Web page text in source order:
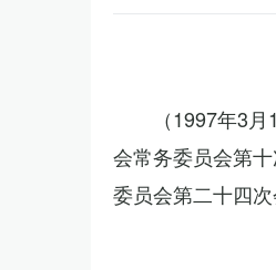
（1997年3
会常务委员会第
委员会第二十四次